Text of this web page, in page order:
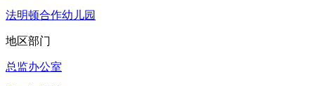
法明顿合作幼儿园
地区部门
总监办公室